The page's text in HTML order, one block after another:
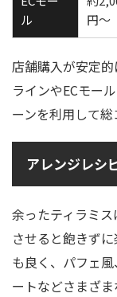
ル
円～
店舗購入が安定
ラインやECモー
ーンを利用して総
アレンジレシ
余ったティラミ
させると飽きず
も良く、パフェ
ートなどさまざま